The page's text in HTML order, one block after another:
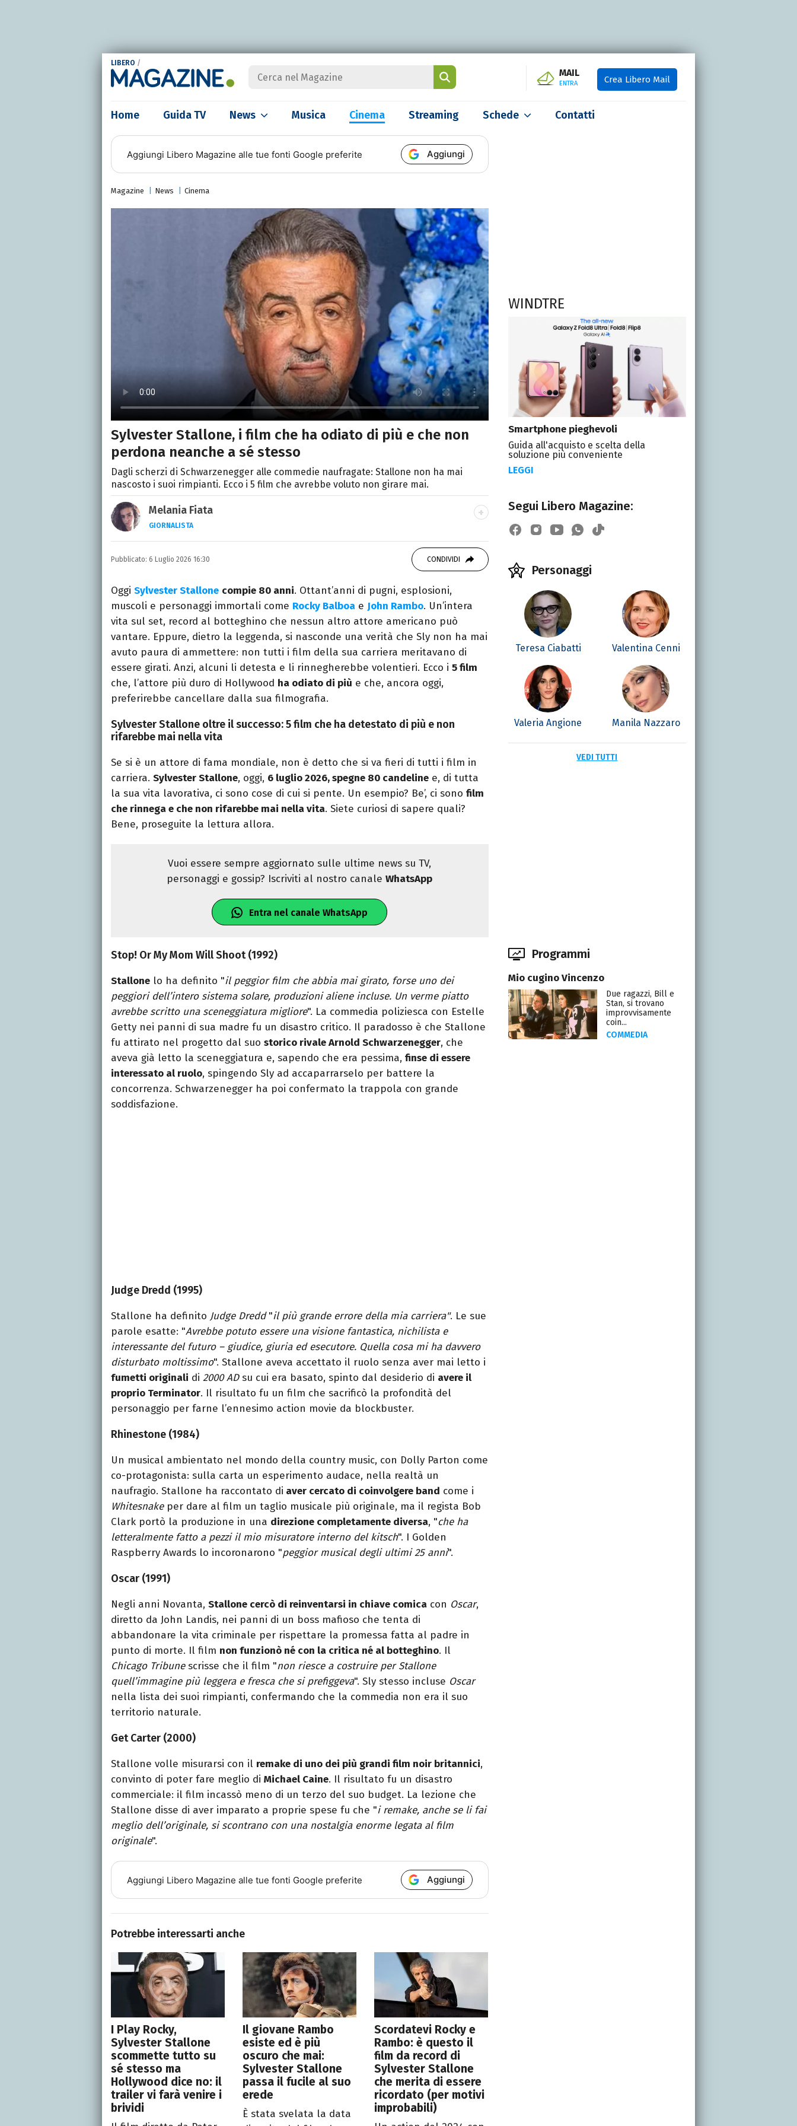
LIBERO /
MAIL
ENTRA Crea Libero Mail
Home Guida TV News Musica Cinema Streaming Schede Contatti
Aggiungi Libero Magazine alle tue fonti Google preferite Aggiungi
Magazine News Cinema
Sylvester Stallone, i film che ha odiato di più e che non
perdona neanche a sé stesso
Dagli scherzi di Schwarzenegger alle commedie naufragate: Stallone non ha mai
nascosto i suoi rimpianti. Ecco i 5 film che avrebbe voluto non girare mai.
Melania Fiata
GIORNALISTA
Laureata in Lettere, divoratrice di libri e serie. Scrivo di spettacoli, film
e TV.
Pubblicato: 6 Luglio 2026 16:30 CONDIVIDI
Oggi Sylvester Stallone compie 80 anni. Ottant’anni di pugni, esplosioni,
muscoli e personaggi immortali come Rocky Balboa e John Rambo. Un’intera
vita sul set, record al botteghino che nessun altro attore americano può
vantare. Eppure, dietro la leggenda, si nasconde una verità che Sly non ha mai
avuto paura di ammettere: non tutti i film della sua carriera meritavano di
essere girati. Anzi, alcuni li detesta e li rinnegherebbe volentieri. Ecco i 5 film
che, l’attore più duro di Hollywood ha odiato di più e che, ancora oggi,
preferirebbe cancellare dalla sua filmografia.
Sylvester Stallone oltre il successo: 5 film che ha detestato di più e non
rifarebbe mai nella vita
Se si è un attore di fama mondiale, non è detto che si va fieri di tutti i film in
carriera. Sylvester Stallone, oggi, 6 luglio 2026, spegne 80 candeline e, di tutta
la sua vita lavorativa, ci sono cose di cui si pente. Un esempio? Be’, ci sono film
che rinnega e che non rifarebbe mai nella vita. Siete curiosi di sapere quali?
Bene, proseguite la lettura allora.
Vuoi essere sempre aggiornato sulle ultime news su TV,
personaggi e gossip? Iscriviti al nostro canaleWhatsApp
Entra nel canale WhatsApp
Stop! Or My Mom Will Shoot (1992)
Stallone lo ha definito "il peggior film che abbia mai girato, forse uno dei
peggiori dell’intero sistema solare, produzioni aliene incluse. Un verme piatto
avrebbe scritto una sceneggiatura migliore". La commedia poliziesca con Estelle
Getty nei panni di sua madre fu un disastro critico. Il paradosso è che Stallone
fu attirato nel progetto dal suo storico rivale Arnold Schwarzenegger, che
aveva già letto la sceneggiatura e, sapendo che era pessima, finse di essere
interessato al ruolo, spingendo Sly ad accaparrarselo per battere la
concorrenza. Schwarzenegger ha poi confermato la trappola con grande
soddisfazione.
Judge Dredd (1995)
Stallone ha definito Judge Dredd"il più grande errore della mia carriera". Le sue
parole esatte: "Avrebbe potuto essere una visione fantastica, nichilista e
interessante del futuro – giudice, giuria ed esecutore. Quella cosa mi ha davvero
disturbato moltissimo". Stallone aveva accettato il ruolo senza aver mai letto i
fumetti originali di 2000 ADsu cui era basato, spinto dal desiderio di avere il
proprio Terminator. Il risultato fu un film che sacrificò la profondità del
personaggio per farne l’ennesimo action movie da blockbuster.
Rhinestone (1984)
Un musical ambientato nel mondo della country music, con Dolly Parton come
co-protagonista: sulla carta un esperimento audace, nella realtà un
naufragio. Stallone ha raccontato di aver cercato di coinvolgere band come i
Whitesnakeper dare al film un taglio musicale più originale, ma il regista Bob
Clark portò la produzione in una direzione completamente diversa, "che ha
letteralmente fatto a pezzi il mio misuratore interno del kitsch". I Golden
Raspberry Awards lo incoronarono "peggior musical degli ultimi 25 anni".
Oscar (1991)
Negli anni Novanta, Stallone cercò di reinventarsi in chiave comica con Oscar,
diretto da John Landis, nei panni di un boss mafioso che tenta di
abbandonare la vita criminale per rispettare la promessa fatta al padre in
punto di morte. Il film non funzionò né con la critica né al botteghino. Il
Chicago Tribunescrisse che il film "non riesce a costruire per Stallone
quell’immagine più leggera e fresca che si prefiggeva". Sly stesso incluse Oscar
nella lista dei suoi rimpianti, confermando che la commedia non era il suo
territorio naturale.
Get Carter (2000)
Stallone volle misurarsi con il remake di uno dei più grandi film noir britannici,
convinto di poter fare meglio di Michael Caine. Il risultato fu un disastro
commerciale: il film incassò meno di un terzo del suo budget. La lezione che
Stallone disse di aver imparato a proprie spese fu che "i remake, anche se li fai
meglio dell’originale, si scontrano con una nostalgia enorme legata al film
originale".
Aggiungi Libero Magazine alle tue fonti Google preferite Aggiungi
Potrebbe interessarti anche
I Play Rocky,
Sylvester Stallone
scommette tutto su
sé stesso ma
Hollywood dice no: il
trailer vi farà venire i
brividi
Il giovane Rambo
esiste ed è più
oscuro che mai:
Sylvester Stallone
passa il fucile al suo
erede
È stata svelata la data
Scordatevi Rocky e
Rambo: è questo il
film da record di
Sylvester Stallone
che merita di essere
ricordato (per motivi
improbabili)
WINDTRE
Smartphone pieghevoli
Guida all'acquisto e scelta della
soluzione più conveniente
LEGGI
Segui Libero Magazine:
Personaggi
Teresa Ciabatti Valentina Cenni
Valeria Angione Manila Nazzaro
VEDI TUTTI
Programmi
Mio cugino Vincenzo
Due ragazzi, Bill e
Stan, si trovano
improvvisamente
coin...
COMMEDIA